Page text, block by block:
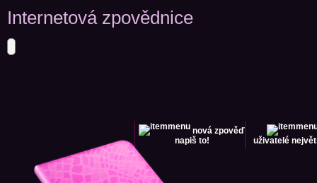
Internetová zpovědnice
nová zpověď
napiš to!
uživatelé